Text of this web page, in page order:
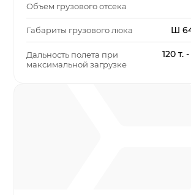
Объем грузового отсека
Габариты грузового люка Ш
Дальность полета при
максимальной загрузке
120 т.